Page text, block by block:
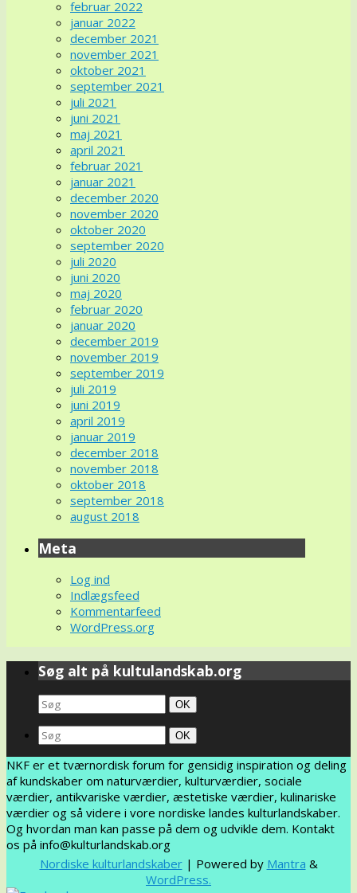
februar 2022
januar 2022
december 2021
november 2021
oktober 2021
september 2021
juli 2021
juni 2021
maj 2021
april 2021
februar 2021
januar 2021
december 2020
november 2020
oktober 2020
september 2020
juli 2020
juni 2020
maj 2020
februar 2020
januar 2020
december 2019
november 2019
september 2019
juli 2019
juni 2019
april 2019
januar 2019
december 2018
november 2018
oktober 2018
september 2018
august 2018
Meta
Log ind
Indlægsfeed
Kommentarfeed
WordPress.org
Søg alt på kultulandskab.org
Search
for:
Søg
OK
Search
for:
Søg
OK
NKF er et tværnordisk forum for gensidig inspiration og deling
af kundskaber om naturværdier, kulturværdier, sociale
værdier, antikvariske værdier, æstetiske værdier, kulinariske
værdier og så videre i vore nordiske landes kulturlandskaber.
Og hvordan man kan passe på dem og udvikle dem. Kontakt
os på info@kulturlandskab.org
Nordiske kulturlandskaber| Powered by Mantra &
WordPress.